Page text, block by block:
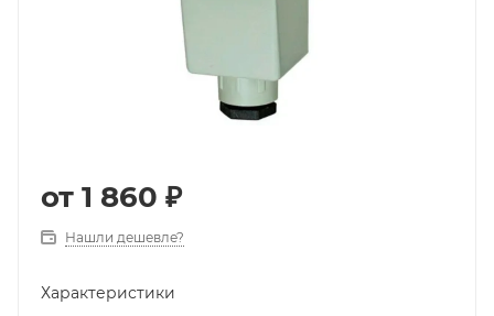
от 1 860 ₽
Нашли дешевле?
Характеристики